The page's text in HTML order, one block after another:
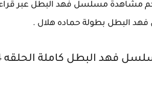
مشاهدة مسلسل فهد البطل عبر قراءة
البطل بطولة حماده هلال .
البطل كاملة الحلقه 4 الرابعه ؟